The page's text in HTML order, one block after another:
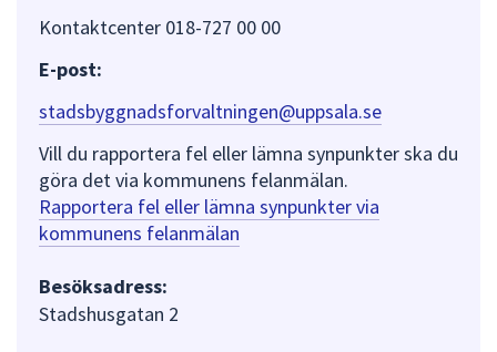
Kontaktcenter 018-727 00 00
E-post:
stadsbyggnadsforvaltningen@uppsala.se
Vill du rapportera fel eller lämna synpunkter ska du
göra det via kommunens felanmälan.
Rapportera fel eller lämna synpunkter via
kommunens felanmälan
Besöksadress:
Stadshusgatan 2